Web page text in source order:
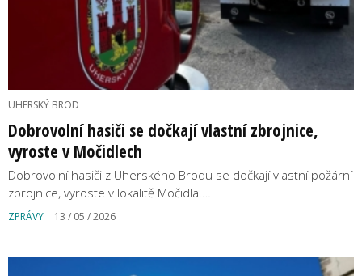
UHERSKÝ BROD
Dobrovolní hasiči se dočkají vlastní zbrojnice,
vyroste v Močidlech
Dobrovolní hasiči z Uherského Brodu se dočkají vlastní požární
zbrojnice, vyroste v lokalitě Močidla.…
ZPRÁVY 13 / 05 / 2026